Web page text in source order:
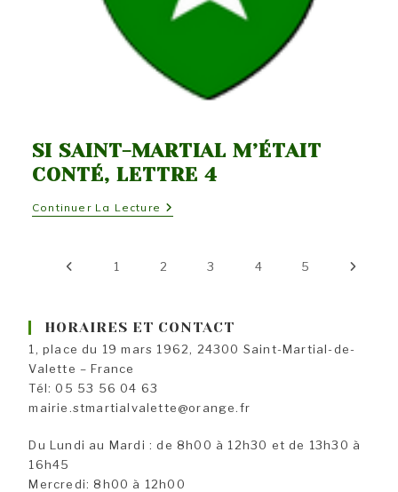
SI SAINT-MARTIAL M’ÉTAIT
CONTÉ, LETTRE 4
Continuer La Lecture Si
Saint-
Conté,
Go to the previous page
1 2 3 4 5 Aller à
HORAIRES ET CONTACT
1, place du 19 mars 1962, 24300 Saint-Martial-de-
Valette – France
Tél: 05 53 56 04 63
mairie.stmartialvalette@orange.fr
Du Lundi au Mardi : de 8h00 à 12h30 et de 13h30 à
16h45
Mercredi: 8h00 à 12h00